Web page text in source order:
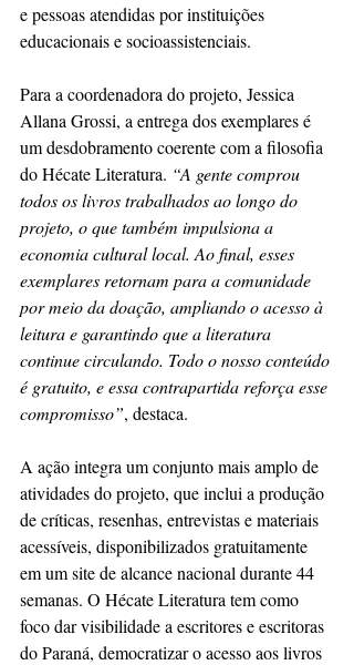
e pessoas atendidas por instituições
educacionais e socioassistenciais.
Para a coordenadora do projeto, Jessica
Allana Grossi, a entrega dos exemplares é
um desdobramento coerente com a filosofia
do Hécate Literatura. “A gente comprou
todos os livros trabalhados ao longo do
projeto, o que também impulsiona a
economia cultural local. Ao final, esses
exemplares retornam para a comunidade
por meio da doação, ampliando o acesso à
leitura e garantindo que a literatura
continue circulando. Todo o nosso conteúdo
é gratuito, e essa contrapartida reforça esse
compromisso”, destaca.
A ação integra um conjunto mais amplo de
atividades do projeto, que inclui a produção
de críticas, resenhas, entrevistas e materiais
acessíveis, disponibilizados gratuitamente
em um site de alcance nacional durante 44
semanas. O Hécate Literatura tem como
foco dar visibilidade a escritores e escritoras
do Paraná, democratizar o acesso aos livros